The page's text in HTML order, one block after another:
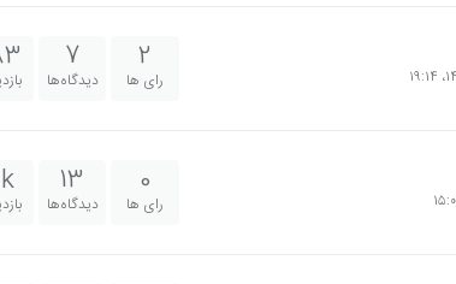
2
رای ها
7
دیدگاه‌ها
0
رای ها
13
دیدگاه‌ها